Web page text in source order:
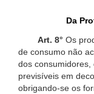
Da
Art. 8° Os
de consumo não
dos
previsíveis em
obrigando-se os